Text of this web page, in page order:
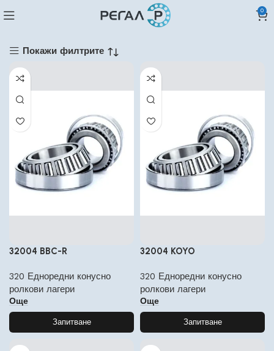
0
Покажи филтрите
32004 BBC-R
320 Едноредни конусно
ролкови лагери
Още
Запитване
32004 KOYO
320 Едноредни конусно
ролкови лагери
Още
Запитване